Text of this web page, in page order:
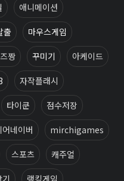
애니메이션
출 마우스게임
짱 꾸미기 아케이드
자작플래시
타이쿤 점수저장
어네이버 mirchigames
스포츠 캐주얼
랭킹게임